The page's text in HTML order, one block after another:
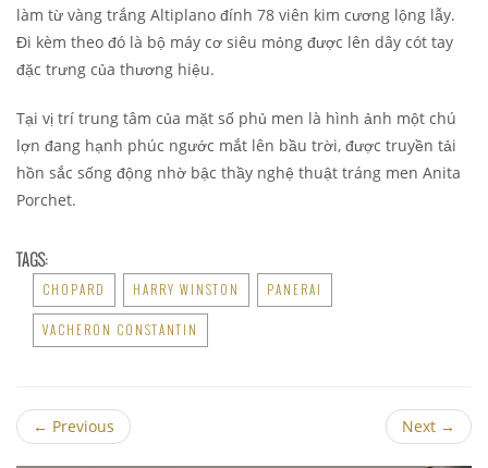
làm từ vàng trắng Altiplano đính 78 viên kim cương lộng lẫy.
Đi kèm theo đó là bộ máy cơ siêu mỏng được lên dây cót tay
đặc trưng của thương hiệu.
Tại vị trí trung tâm của mặt số phủ men là hình ảnh một chú
lợn đang hạnh phúc ngước mắt lên bầu trời, được truyền tải
hồn sắc sống động nhờ bậc thầy nghệ thuật tráng men Anita
Porchet.
TAGS:
CHOPARD HARRY WINSTON PANERAI
VACHERON CONSTANTIN
← Previous Next →